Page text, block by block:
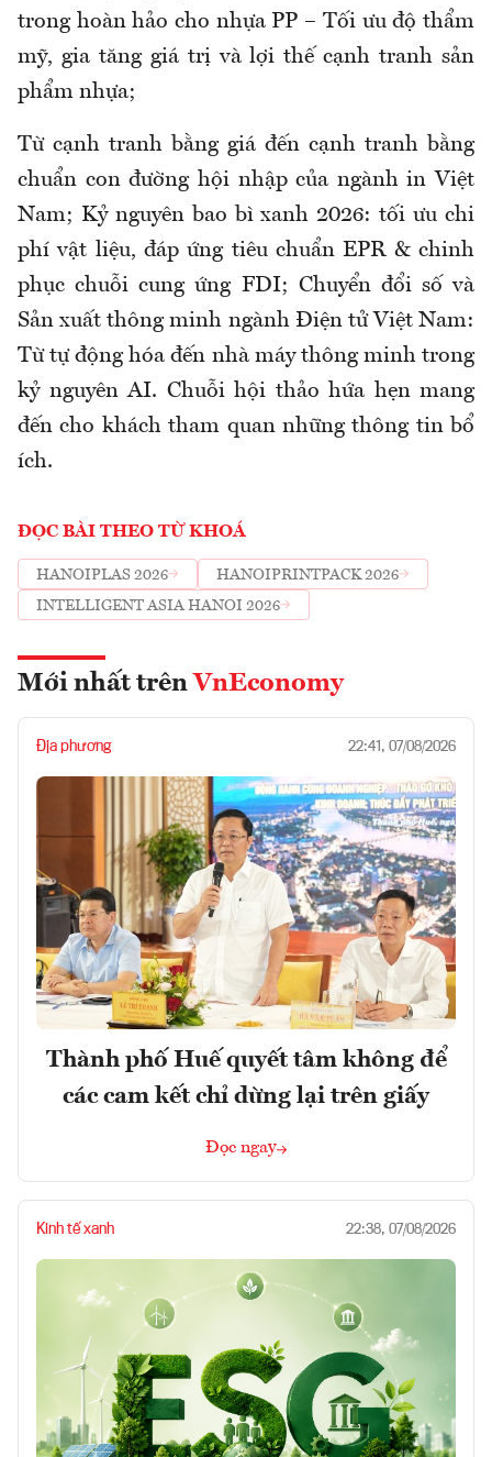
trong hoàn hảo cho nhựa PP – Tối ưu độ thẩm
mỹ, gia tăng giá trị và lợi thế cạnh tranh sản
phẩm nhựa;
Từ cạnh tranh bằng giá đến cạnh tranh bằng
chuẩn con đường hội nhập của ngành in Việt
Nam; Kỷ nguyên bao bì xanh 2026: tối ưu chi
phí vật liệu, đáp ứng tiêu chuẩn EPR & chinh
phục chuỗi cung ứng FDI; Chuyển đổi số và
Sản xuất thông minh ngành Điện tử Việt Nam:
Từ tự động hóa đến nhà máy thông minh trong
kỷ nguyên AI. Chuỗi hội thảo hứa hẹn mang
đến cho khách tham quan những thông tin bổ
ích.
ĐỌC BÀI THEO TỪ KHOÁ
HANOIPLAS 2026
HANOIPRINTPACK 2026
INTELLIGENT ASIA HANOI 2026
Mới nhất trên VnEconomy
Địa phương 22:41, 07/08/2026
Thành phố Huế quyết tâm không để
các cam kết chỉ dừng lại trên giấy
Đọc ngay
Kinh tế xanh 22:38, 07/08/2026